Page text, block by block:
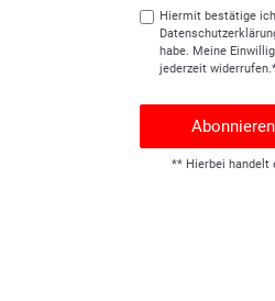
Hiermit bestätige
habe. Meine
jederzeit
Abonnieren
** Hierbei handelt